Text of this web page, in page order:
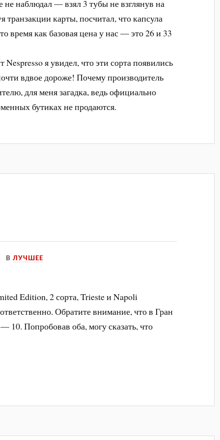
не наблюдал — взял 3 тубы не взглянув на
транзакции карты, посчитал, что капсула
время как базовая цена у нас — это 26 и 33
я увидел, что эти сорта появились
вдвое дороже! Почему производитель
для меня загадка, ведь официально
бутиках не продаются.
ВЛУЧШЕЕ
Edition, 2 сорта, Trieste и Napoli
Обратите внимание, что в Гран
10. Попробовав оба, могу сказать, что